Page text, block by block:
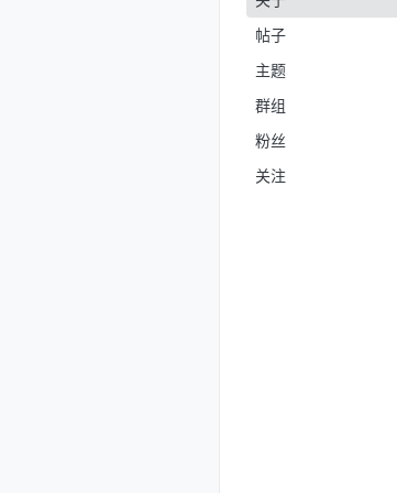
帖子
主题
群组
粉丝
关注